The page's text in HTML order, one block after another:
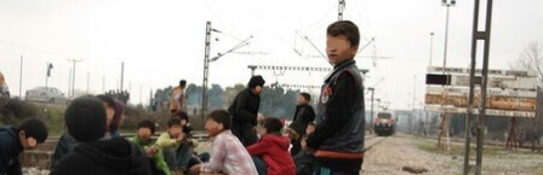
Erklärung zur Barrierefreiheit anzeigen